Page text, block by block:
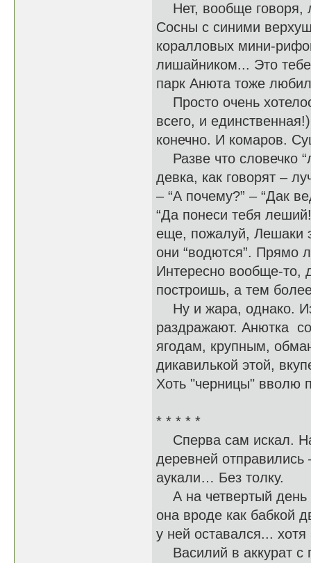
Нет, вообще говоря,
Сосны с синими
коралловых мини-
лишайником... Это
парк Анюта тоже
Просто очень
всего, и
конечно. И комаров.
Разве что словечко
девка, как говорят –
– “А почему?” – “Дак
“Да понеси тебя
еще, пожалуй, Лешаки
они “водются”. Прямо
Интересно вообще-то,
построишь, а тем
Ну и жара, однако.
раздражают. Анютка
ягодам, крупным,
дикавилькой этой,
Хоть "черницы"
* * * * *
Сперва сам искал.
деревней
аукали… Без толку.
А на четвертый день
она вроде как бабкой
у ней оставался...
Василий в аккурат с